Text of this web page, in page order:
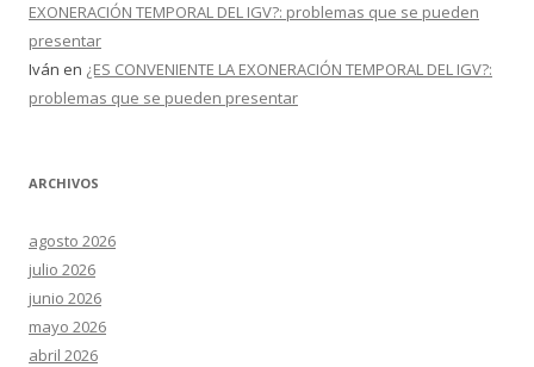
EXONERACIÓN TEMPORAL DEL IGV?: problemas que se pueden
presentar
Iván en ¿ES CONVENIENTE LA EXONERACIÓN TEMPORAL DEL IGV?:
problemas que se pueden presentar
ARCHIVOS
agosto 2026
julio 2026
junio 2026
mayo 2026
abril 2026